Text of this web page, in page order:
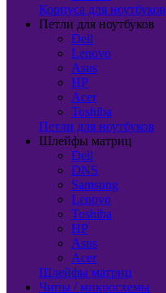
Корпуса для ноутбуков
Петли для ноутбуков
Dell
Lenovo
Asus
HP
Acer
Toshiba
Петли для ноутбуков
Шлейфы матриц
Dell
DNS
Samsung
Lenovo
Toshiba
HP
Asus
Acer
Шлейфы матриц
Чипы / микросхемы